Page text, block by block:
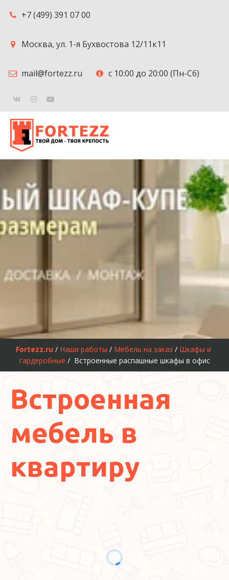
+7 (499) 391 07 00
Москва, ул. 1-я Бухвостова 12/11к11
mail@fortezz.ru с 10:00 до 20:00 (Пн-Сб)
Fortezz.ru / Наши работы / Мебель на заказ / Шкафы и
гардеробные / Встроенные распашные шкафы в офис
Встроенная
мебель в
квартиру